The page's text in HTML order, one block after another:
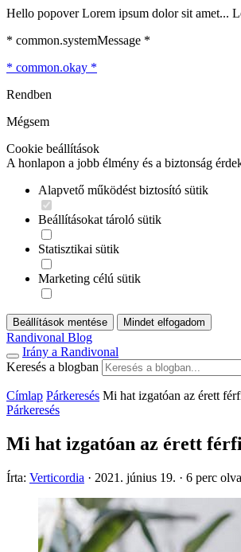
Hello popover Lorem ipsum dolor sit amet...
* common.systemMessage *
* common.okay *
Rendben
Mégsem
Cookie beállítások
A honlapon a jobb élmény és a biztonság
Alapvető működést biztosító sütik
Beállításokat tároló sütik
Statisztikai sütik
Marketing célú sütik
Beállítások mentése Mindet elfogadom
Randivonal Blog
Irány a Randivonal
Keresés a blogban
Címlap Párkeresés Mi hat izgatóan az érett
Párkeresés
Mi hat izgatóan az érett
Írta: Verticordia · 2021. június 19. · 6 perc